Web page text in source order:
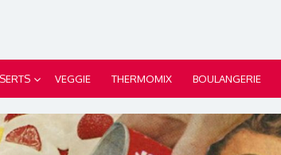
VEGGIE THERMOMIX BOULANGERIE